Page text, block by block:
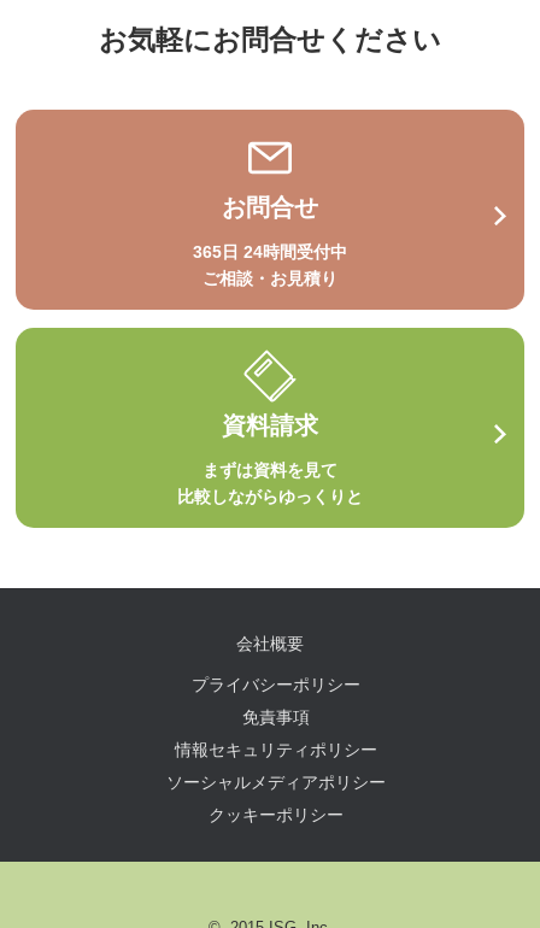
お気軽にお問合せください
お問合せ
365日 24時間受付中
ご相談・お見積り
資料請求
まずは資料を見て
比較しながらゆっくりと
会社概要
プライバシーポリシー
免責事項
情報セキュリティポリシー
ソーシャルメディアポリシー
クッキーポリシー